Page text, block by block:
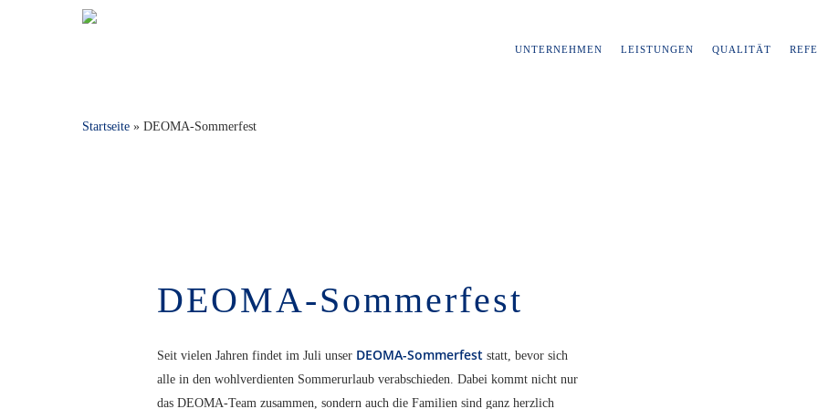
UNTERNEHMEN LEISTUNGEN QUALITÄT
Startseite » DEOMA-Sommerfest
DEOMA-Sommerfest
Seit vielen Jahren findet im Juli unser DEOMA-Sommerfest statt, bevor sich
alle in den wohlverdienten Sommerurlaub verabschieden. Dabei kommt nicht nur
das DEOMA-Team zusammen, sondern auch die Familien sind ganz herzlich